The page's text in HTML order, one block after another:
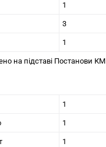
1
3
1
на підставі Постанови КМ
1
1
1